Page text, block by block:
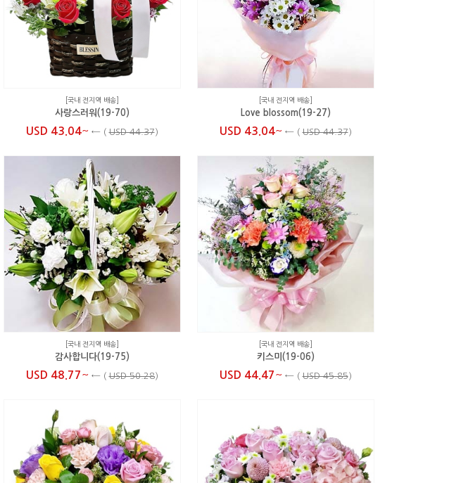
[국내 전지역 배송]
사랑스러워(19-70)
USD 43.04~ ← (USD 44.37)
[국내 전지역 배송]
Love blossom(19-27)
USD 43.04~ ← (USD 44.37)
[국내 전지역 배송]
감사합니다(19-75)
USD 48.77 ~ ← (USD 50.28)
[국내 전지역 배송]
키스미(19-06)
USD 44.47 ~ ← (USD 45.85)